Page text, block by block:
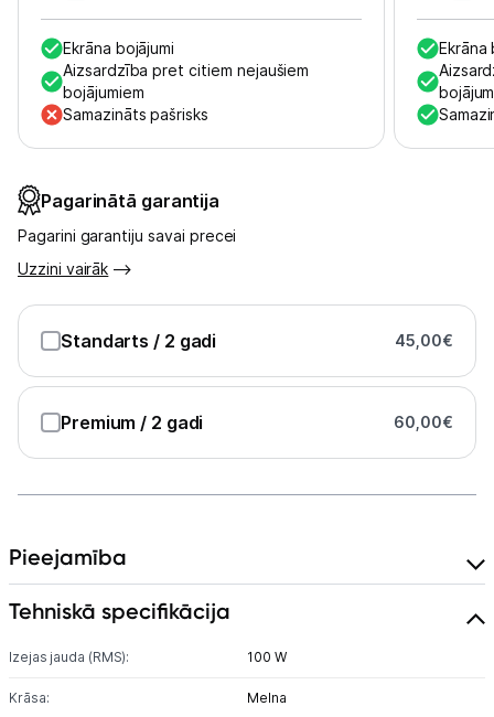
Piederumi
Stacionārie un bezvadu telefoni
Viedierīces
Sadzīves tehnika
Skaistumkopšana
Sports un atpūta
Ražotāju atjaunota tehnika
Vēlmju saraksts
Piegāde un apmaksa
Ekrāna bojājumi
Aizsardzība pret citiem nejaušiem
bojājumiem
Samazināts pašrisks
Ekrāna
Pagarinātā garantija
Pagarini garantiju savai precei
Uzzini vairāk
Standarts / 2 gadi 45,00€
Premium / 2 gadi 60,00€
Pieejamība
Tehniskā specifikācija
Izejas jauda (RMS): 100 W
Krāsa: Melna